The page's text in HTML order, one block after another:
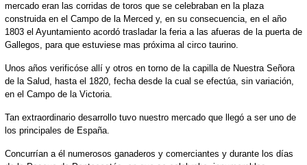
mercado eran las corridas de toros que se celebraban en la plaza
construida en el Campo de la Merced y, en su consecuencia, en el año
1803 el Ayuntamiento acordó trasladar la feria a las afueras de la puerta de
Gallegos, para que estuviese mas próxima al circo taurino.
Unos años verificóse allí y otros en torno de la capilla de Nuestra Señora
de la Salud, hasta el 1820, fecha desde la cual se efectúa, sin variación,
en el Campo de la Victoria.
Tan extraordinario desarrollo tuvo nuestro mercado que llegó a ser uno de
los principales de España.
Concurrían a él numerosos ganaderos y comerciantes y durante los días